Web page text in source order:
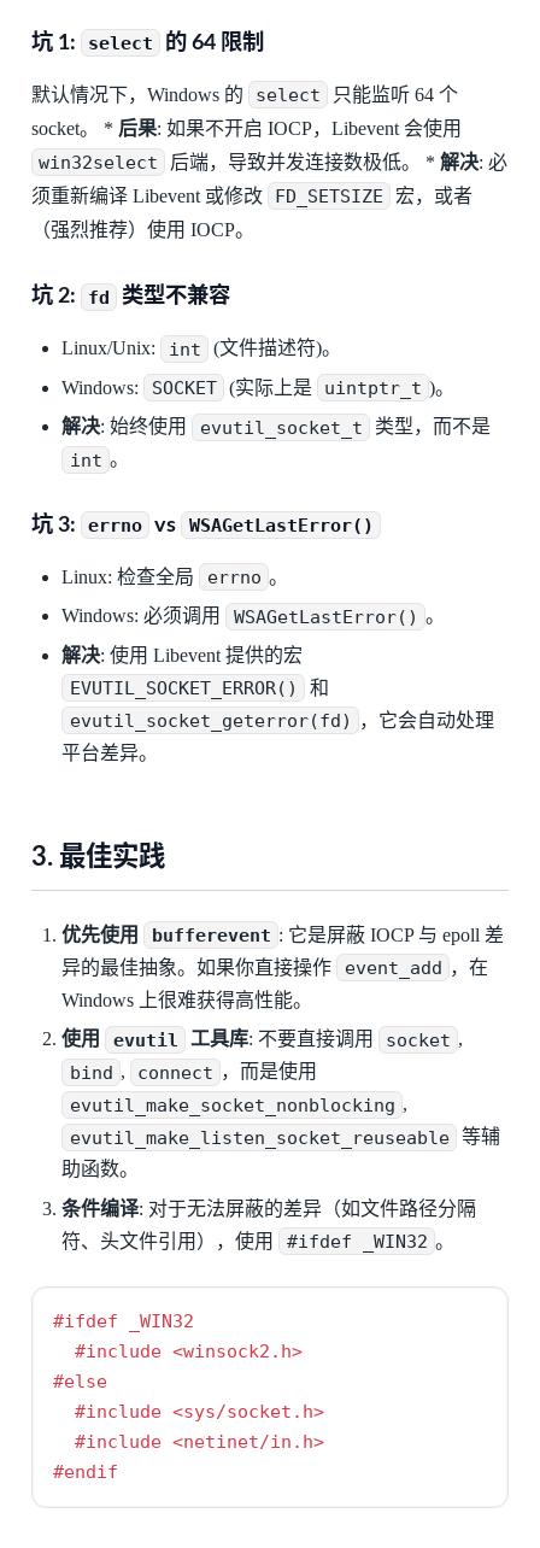
坑 1: select 的 64 限制
默认情况下，Windows 的 select
只能监听 64 个
socket。 * 后果: 如果不开启 IOCP，Libevent 会使用
win32select 后端，导致并发连接数极低。 *解决: 必
须重新编译 Libevent 或修改
FD_SETSIZE
宏，或者
（强烈推荐）使用 IOCP。
坑 2: fd 类型不兼容
Linux/Unix: int
(文件描述符)。
Windows:
SOCKET (实际上是 uintptr_t )。
解决: 始终使用 evutil_socket_t 类型，而不是
int 。
坑 3: errno vs WSAGetLastError()
Linux: 检查全局 errno 。
Windows: 必须调用
WSAGetLastError() 。
解决: 使用 Libevent 提供的宏
EVUTIL_SOCKET_ERROR() 和
evutil_socket_geterror(fd)
，它会自动处理
平台差异。
3. 最佳实践
优先使用 bufferevent : 它是屏蔽 IOCP 与 epoll 差
异的最佳抽象。如果你直接操作
event_add ，在
Windows 上很难获得高性能。
使用
evutil 工具库: 不要直接调用 socket ,
bind , connect ，而是使用
evutil_make_socket_nonblocking ,
evutil_make_listen_socket_reuseable
等辅
助函数。
条件编译: 对于无法屏蔽的差异（如文件路径分隔
符、头文件引用），使用
#ifdef _WIN32 。
#ifdef _WIN32
#include <winsock2.h>
#else
#include <sys/socket.h>
#include <netinet/in.h>
#endif